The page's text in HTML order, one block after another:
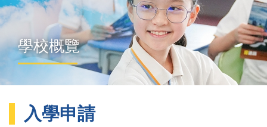
學校概覽
入學申請